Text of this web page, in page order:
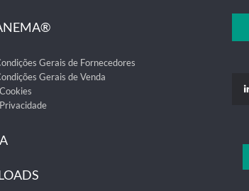
Gerais de Fornecedores
Gerais de Venda